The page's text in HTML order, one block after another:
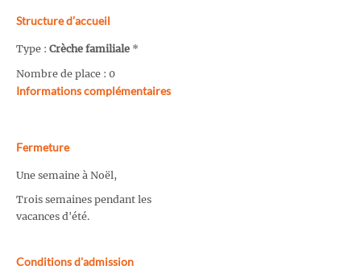
Structure d’accueil
Type : Crèche familiale *
Nombre de place : 0
Informations complémentaires
Fermeture
Une semaine à Noël,
Trois semaines pendant les
vacances d'été.
Conditions d'admission